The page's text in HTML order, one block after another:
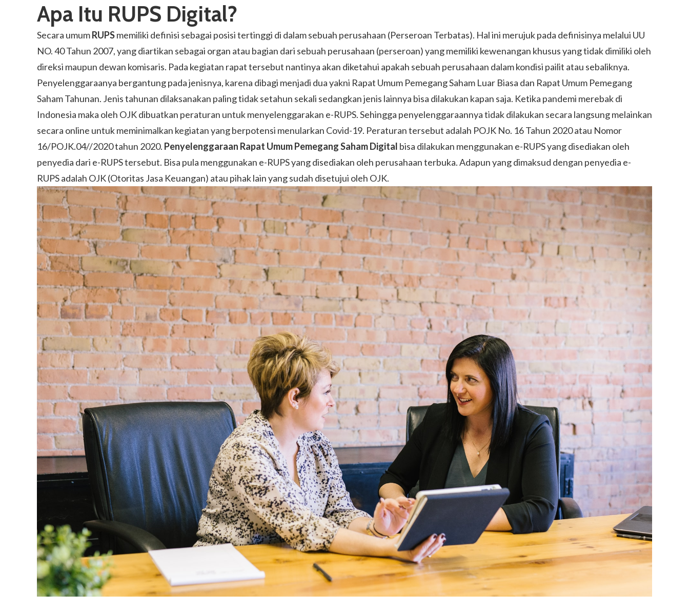
Apa Itu RUPS Digital?
Secara umumRUPSmemiliki definisi sebagai posisi tertinggi di dalam sebuah perusahaan (Perseroan Terbatas). Hal ini merujuk pada definisinya melalui UU
NO. 40 Tahun 2007, yang diartikan sebagai organ atau bagian dari sebuah perusahaan (perseroan) yang memiliki kewenangan khusus yang tidak dimiliki oleh
direksi maupun dewan komisaris. Pada kegiatan rapat tersebut nantinya akan diketahui apakah sebuah perusahaan dalam kondisi pailit atau sebaliknya.
Penyelenggaraanya bergantung pada jenisnya, karena dibagi menjadi dua yakni Rapat Umum Pemegang Saham Luar Biasa dan Rapat Umum Pemegang
Saham Tahunan. Jenis tahunan dilaksanakan paling tidak setahun sekali sedangkan jenis lainnya bisa dilakukan kapan saja. Ketika pandemi merebak di
Indonesia maka oleh OJK dibuatkan peraturan untuk menyelenggarakan e-RUPS. Sehingga penyelenggaraannya tidak dilakukan secara langsung melainkan
secara online untuk meminimalkan kegiatan yang berpotensi menularkan Covid-19. Peraturan tersebut adalah POJK No. 16 Tahun 2020 atau Nomor
16/POJK.04//2020 tahun 2020. Penyelenggaraan Rapat Umum Pemegang Saham Digital bisa dilakukan menggunakan e-RUPS yang disediakan oleh
penyedia dari e-RUPS tersebut. Bisa pula menggunakan e-RUPS yang disediakan oleh perusahaan terbuka. Adapun yang dimaksud dengan penyedia e-
RUPS adalah OJK (Otoritas Jasa Keuangan) atau pihak lain yang sudah disetujui oleh OJK.